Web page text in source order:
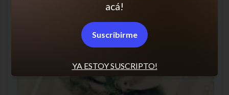
YA ESTOY SUSCRIPTO!
acá!
Suscribirme